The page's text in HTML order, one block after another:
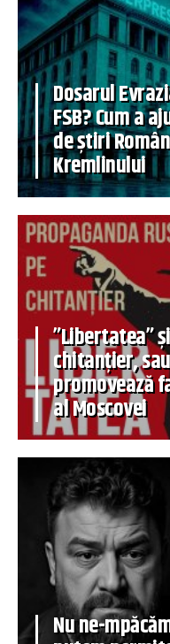
Dosarul
FSB? Cum a
de știri
Kremlinului
”Libertatea”
chitanțier,
promovează
al Moscovei
Nu ne-